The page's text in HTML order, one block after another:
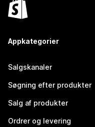
Appkategorier
Salgskanaler
Søgning efter produkter
Salg af produkter
Ordrer og levering